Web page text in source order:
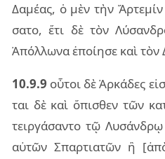
Δαμέ­ας, ὁ μὲν τὴν
σα­το, ἔτι δὲ τὸν
Ἀπόλ­λω­να ἐποί­η­σε καὶ τὸν
10.9.9 οὗ­τοι δὲ Ἀρκά­δες
ται δὲ καὶ ὄπι­σθεν τῶν
τειρ­γά­σαν­το τῷ
αὐ­τῶν Σπαρ­τια­τῶν ἢ